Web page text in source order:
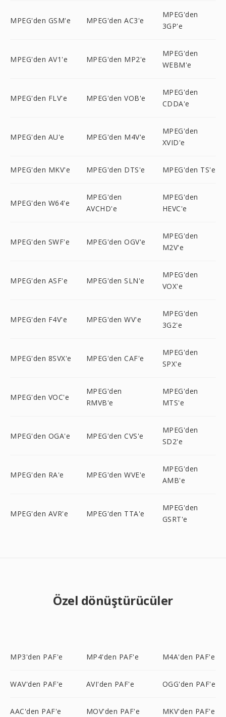
MPEG'den GSM'e MPEG'den AC3'e
MPEG'den
3GP'e
MPEG'den AV1'e MPEG'den MP2'e
MPEG'den
WEBM'e
MPEG'den FLV'e MPEG'den VOB'e
MPEG'den
CDDA'e
MPEG'den AU'e MPEG'den M4V'e
MPEG'den
XVID'e
MPEG'den MKV'e MPEG'den DTS'e MPEG'den TS'e
MPEG'den W64'e
MPEG'den
AVCHD'e
MPEG'den
HEVC'e
MPEG'den SWF'e MPEG'den OGV'e
MPEG'den
M2V'e
MPEG'den ASF'e MPEG'den SLN'e
MPEG'den
VOX'e
MPEG'den F4V'e MPEG'den WV'e
MPEG'den
3G2'e
MPEG'den 8SVX'e MPEG'den CAF'e
MPEG'den
SPX'e
MPEG'den VOC'e
MPEG'den
RMVB'e
MPEG'den
MTS'e
MPEG'den OGA'e MPEG'den CVS'e
MPEG'den
SD2'e
MPEG'den RA'e MPEG'den WVE'e
MPEG'den
AMB'e
MPEG'den AVR'e MPEG'den TTA'e
MPEG'den
GSRT'e
Özel dönüştürücüler
MP3'den PAF'e MP4'den PAF'e M4A'den PAF'e
WAV'den PAF'e AVI'den PAF'e OGG'den PAF'e
AAC'den PAF'e MOV'den PAF'e MKV'den PAF'e